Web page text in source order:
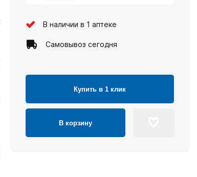
В наличии в 1 аптеке
Самовывоз сегодня
Купить в 1 клик
В корзину